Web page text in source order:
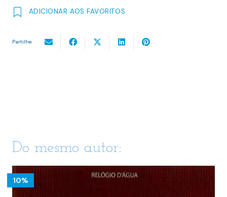
ADICIONAR AOS FAVORITOS
Partilhe:
Do mesmo autor:
10%